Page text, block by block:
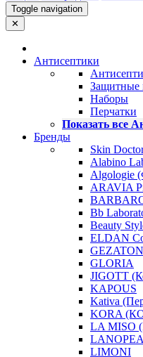
Toggle navigation
✕
Антисептики
Защитные
Наборы
Перчатки
Показать все
Бренды
Skin
Alabino
Algologie
ARAVIA
Bb
Beauty
ELDAN
GLORIA
JIGOTT
KAPOUS
Kativa
KORA
LA MISO
LIMONI